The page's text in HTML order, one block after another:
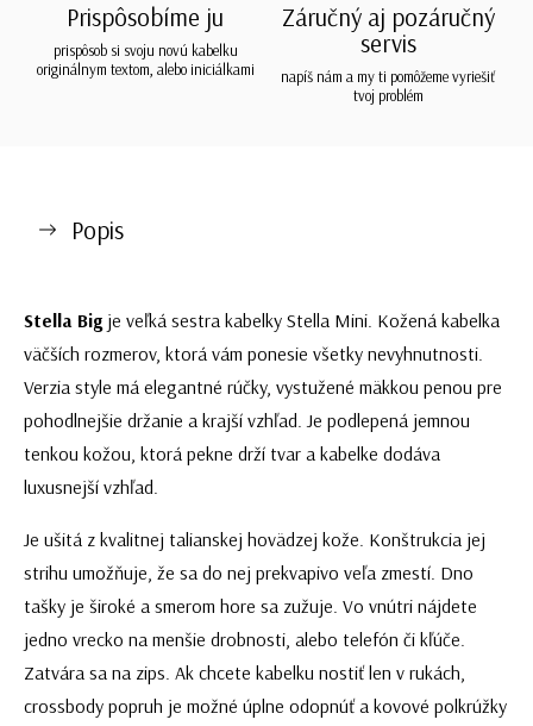
Prispôsobíme ju
prispôsob si svoju novú kabelku
originálnym textom, alebo iniciálkami
Záručný aj pozáručný
servis
napíš nám a my ti pomôžeme vyriešiť
tvoj problém
Popis
Stella Big je veľká sestra kabelky Stella Mini. Kožená kabelka
väčších rozmerov, ktorá vám ponesie všetky nevyhnutnosti.
Verzia style má elegantné rúčky, vystužené mäkkou penou pre
pohodlnejšie držanie a krajší vzhľad. Je podlepená jemnou
tenkou kožou, ktorá pekne drží tvar a kabelke dodáva
luxusnejší vzhľad.
Je ušitá z kvalitnej talianskej hovädzej kože. Konštrukcia jej
strihu umožňuje, že sa do nej prekvapivo veľa zmestí. Dno
tašky je široké a smerom hore sa zužuje. Vo vnútri nájdete
jedno vrecko na menšie drobnosti, alebo telefón či kľúče.
Zatvára sa na zips. Ak chcete kabelku nostiť len v rukách,
crossbody popruh je možné úplne odopnúť a kovové polkrúžky